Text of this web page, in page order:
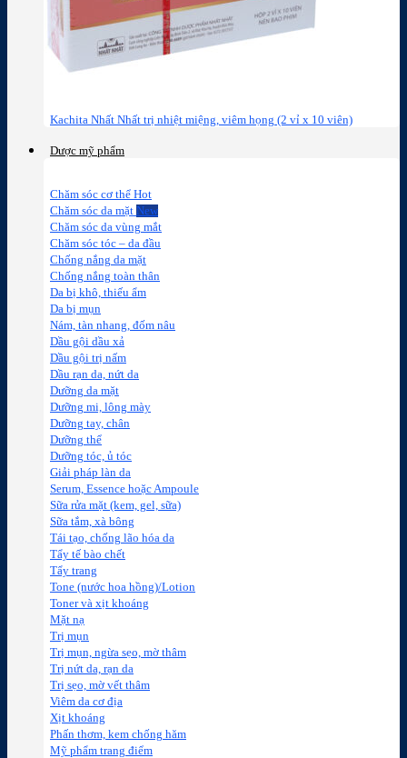
Kachita Nhất Nhất trị nhiệt miệng, viêm họng (2 vỉ x 10 viên)
Dược mỹ phẩm
Chăm sóc cơ thể
Chăm sóc da mặt
Chăm sóc da vùng mắt
Chăm sóc tóc – da đầu
Chống nắng da mặt
Chống nắng toàn thân
Da bị khô, thiếu ẩm
Da bị mụn
Nám, tàn nhang, đốm nâu
Dầu gội dầu xả
Dầu gội trị nấm
Dầu rạn da, nứt da
Dưỡng da mặt
Dưỡng mi, lông mày
Dưỡng tay, chân
Dưỡng thể
Dưỡng tóc, ủ tóc
Giải pháp làn da
Serum, Essence hoặc Ampoule
Sữa rửa mặt (kem, gel, sữa)
Sữa tắm, xà bông
Tái tạo, chống lão hóa da
Tẩy tế bào chết
Tẩy trang
Tone (nước hoa hồng)/Lotion
Toner và xịt khoáng
Mặt nạ
Trị mụn
Trị mụn, ngừa sẹo, mờ thâm
Trị nứt da, rạn da
Trị sẹo, mờ vết thâm
Viêm da cơ địa
Xịt khoáng
Phấn thơm, kem chống hăm
Mỹ phẩm trang điểm